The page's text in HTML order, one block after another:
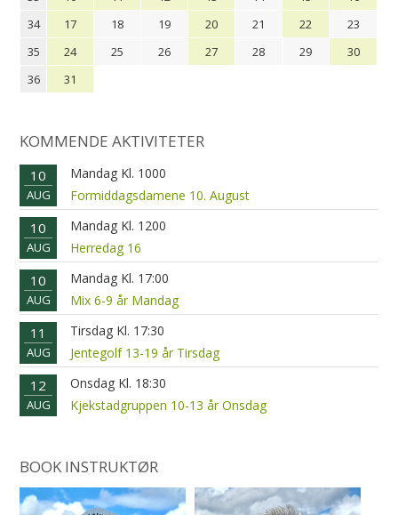
34
17 18 19 20 21 22
23
35
24 25 26 27 28 29
30
36
31
KOMMENDE AKTIVITETER
10
AUG
Mandag Kl. 1000
Formiddagsdamene 10. August
10
AUG
Mandag Kl. 1200
Herredag 16
10
AUG
Mandag Kl. 17:00
Mix 6-9 år Mandag
11
AUG
Tirsdag Kl. 17:30
Jentegolf 13-19 år Tirsdag
12
AUG
Onsdag Kl. 18:30
Kjekstadgruppen 10-13 år Onsdag
BOOK INSTRUKTØR